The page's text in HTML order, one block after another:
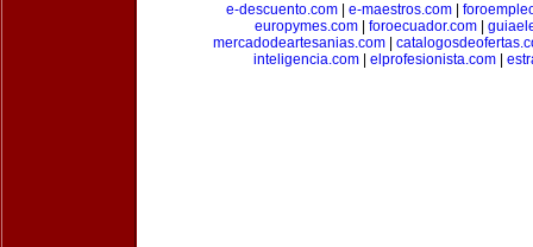
e-descuento.com| e-maestros.com|
europymes.com| foroecuador.com|
mercadodeartesanias.com
inteligencia.com| elprofesionista.com|